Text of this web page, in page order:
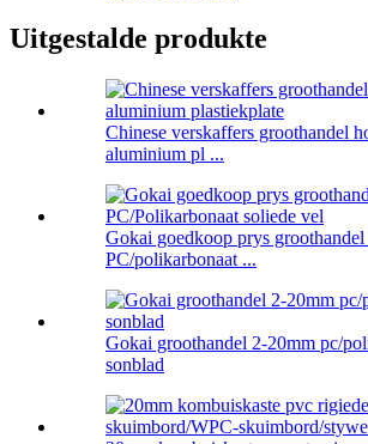
Uitgestalde produkte
Chinese verskaffers groothandel
aluminium pl ...
Gokai goedkoop prys
PC/polikarbonaat ...
Gokai groothandel 2-20mm pc/
sonblad